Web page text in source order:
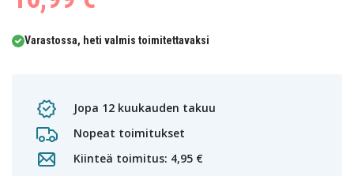
Varastossa, heti valmis toimitettavaksi
Jopa 12 kuukauden takuu
Nopeat toimitukset
Kiinteä toimitus: 4,95 €